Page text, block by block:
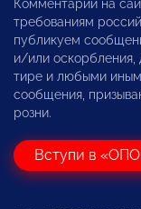
Комментарии на
требованиям
публикуем
и/или оскорбления,
тире и любыми
сообщения,
розни.
Вступи в